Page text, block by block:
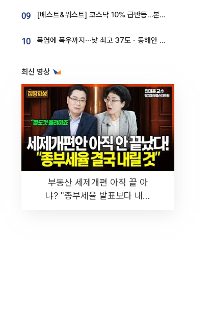
09 [베스트&워스트] 코스닥 10% 급반등…본느, 최대주주 변경 기대에 270% 폭등
10 폭염에 폭우까지⋯낮 최고 37도ㆍ동해안 강한 비 [날씨]
최신 영상
부동산 세제개편 아직 끝 아
냐? "종부세율 발표보다 내릴